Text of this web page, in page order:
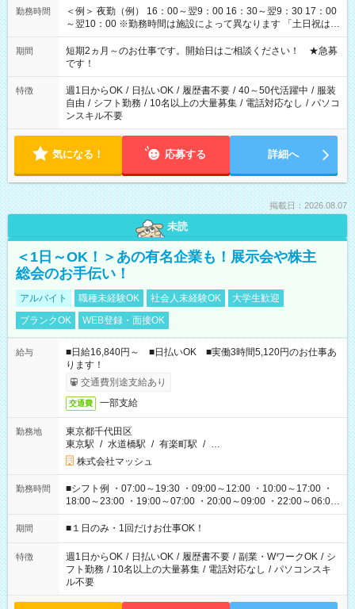
勤務時間
＜例＞ 夜勤（例） 16：00～翌9：00 16：30～翌9：30 17：00
～翌10：00 ※勤務時間は施設によって異なります 「土日祝は休
みたい」 「しっかり稼ぎたい」 「もう少し遅い時間から始めた
い」など ご希望にあったお仕事をご案内いたします。 ※未経験
の方の場合は1～2ヶ月間は日中での仕事を経験いただき、 お
仕事に慣れてからの夜勤になります。 ★家庭の都合でお休みが
必要な場合も遠慮なくご相談ください。
期間
短期2ヵ月～のお仕事です。開始日はご相談ください！ ★急募
です！
特徴 週1日からOK / 日払いOK / 履歴書不要 / 40～50代活躍中 / 服装
自由 / シフト勤務 / 10名以上の大量募集 / 電話対応なし / パソコ
ンスキル不要
気になる！ 応募する 詳細へ
掲載日：2026.08.07
未読
＜1日～OK！＞あの有名企業も！展示会や株主
総会のお手伝い！
アルバイト 職種未経験OK 社会人未経験OK
大学生歓迎
ブランクOK
WEB登録・面接OK
給与
■日給16,840円～ ■日払いOK ■実働3時間5,120円のお仕事あ
ります！
交通費別途支給あり
交通費 一部支給
勤務地
東京都千代田区
東京駅 / 水道橋駅 / 有楽町駅 / …
株式会社マッシュ
勤務時間
■シフト例 ・07:00～19:30 ・09:00～12:00 ・10:00～17:00 ・
18:00～23:00 ・19:00～07:00 ・20:00～09:00 ・22:00～06:00
etc ★最短で3時間で5,120円のお仕事から 15時間で2万円近く稼
げるお仕事も！ ご希望のお時間に合わせてご紹介！ ※シフトは
ください！
期間 ■１日のみ・1回だけお仕事OK！
特徴 週1日からOK / 日払いOK / 履歴書不要 / 副業・WワークOK / シ
フト勤務 / 10名以上の大量募集 / 電話対応なし / パソコンスキ
ル不要